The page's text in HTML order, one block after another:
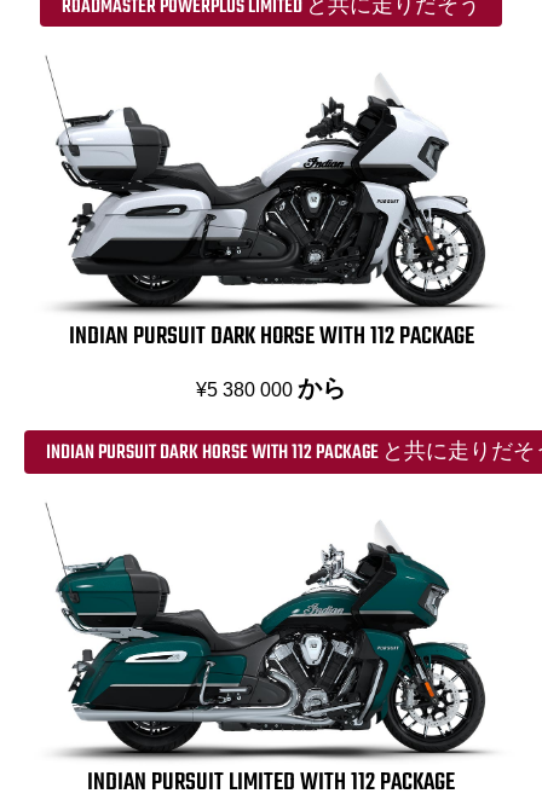
ROADMASTER POWERPLUS LIMITED と共に走りだそう
INDIAN PURSUIT DARK HORSE WITH 112 PACKAGE
¥5 380 000 から
INDIAN PURSUIT DARK HORSE WITH 112 PACKAGE と共に走りだ
INDIAN PURSUIT LIMITED WITH 112 PACKAGE